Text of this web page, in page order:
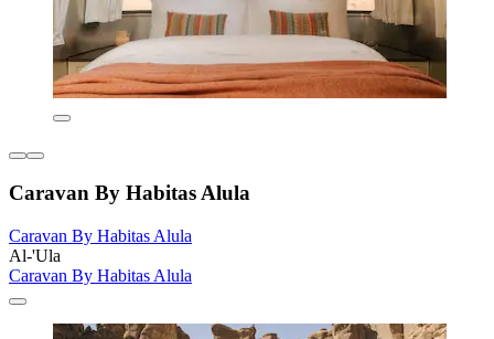
Caravan By Habitas Alula
Caravan By Habitas Alula
Al-'Ula
Caravan By Habitas Alula